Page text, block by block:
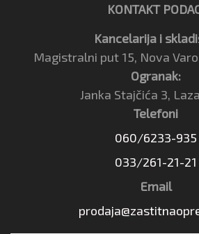
KONTAKT
Kancelarija i
Magistralni put 15, Nova
Ogranak:
Janka Stajčića 3,
Telefoni
060/6233-935
033/261-21-21
Email